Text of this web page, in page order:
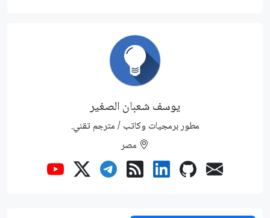
يوسف شعبان الصغير
مطور برمجيات وكاتب / مترجم تقني.
مصر